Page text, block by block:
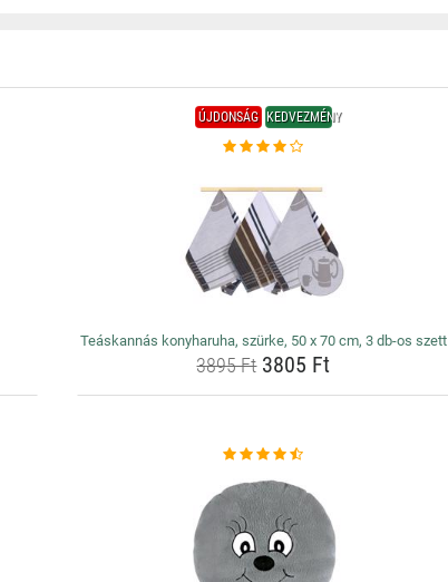
ÚJDONSÁG KEDVEZMÉNY
Teáskannás konyharuha, szürke, 50 x 70 cm, 3 db-os szett
3895 Ft3805 Ft